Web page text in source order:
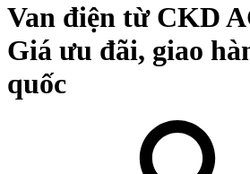
Van điện từ CKD
Giá ưu đãi, giao
quốc